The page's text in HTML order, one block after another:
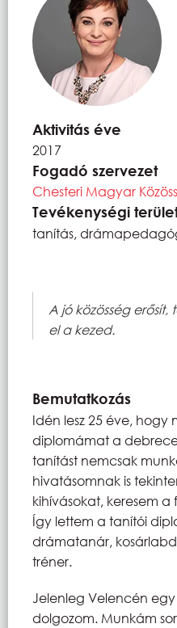
Aktivitás éve
2017
Fogadó szervezet
Chesteri Magyar
Tevékenységi
tanítás,
A jó közösség
el a kezed.
Bemutatkozás
Idén lesz 25 éve,
diplomámat a
tanítást nemcsak
hivatásomnak is
kihívásokat, keresem
Így lettem a tanítói
drámatanár,
tréner.
Jelenleg Velencén
dolgozom. Munkám